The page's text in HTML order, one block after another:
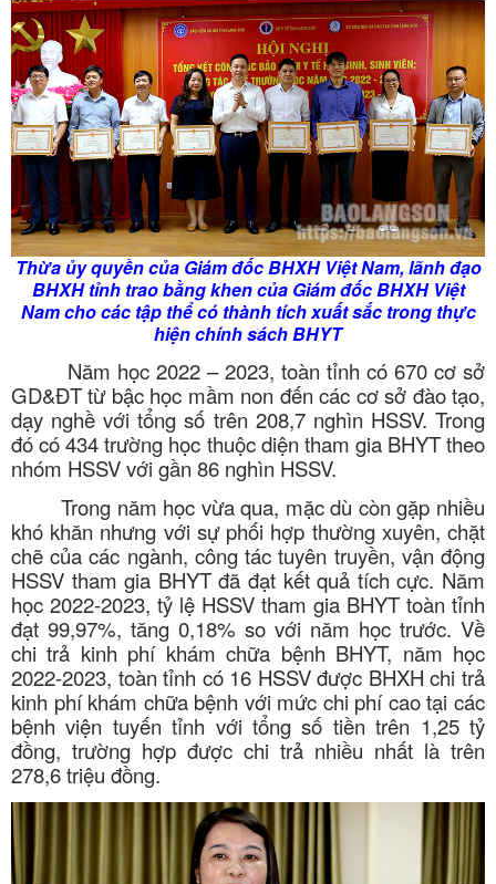
Thừa ủy quyền của Giám đốc BHXH Việt Nam, lãnh đạo
BHXH tỉnh trao bằng khen của Giám đốc BHXH Việt
Nam cho các tập thể có thành tích xuất sắc trong thực
hiện chính sách BHYT
Năm học 2022 – 2023, toàn tỉnh có 670 cơ sở
GD&ĐT từ bậc học mầm non đến các cơ sở đào tạo,
dạy nghề với tổng số trên 208,7 nghìn HSSV. Trong
đó có 434 trường học thuộc diện tham gia BHYT theo
nhóm HSSV với gần 86 nghìn HSSV.
Trong năm học vừa qua, mặc dù còn gặp nhiều
khó khăn nhưng với sự phối hợp thường xuyên, chặt
chẽ của các ngành, công tác tuyên truyền, vận động
HSSV tham gia BHYT đã đạt kết quả tích cực. Năm
học 2022-2023, tỷ lệ HSSV tham gia BHYT toàn tỉnh
đạt 99,97%, tăng 0,18% so với năm học trước. Về
chi trả kinh phí khám chữa bệnh BHYT, năm học
2022-2023, toàn tỉnh có 16 HSSV được BHXH chi trả
kinh phí khám chữa bệnh với mức chi phí cao tại các
bệnh viện tuyến tỉnh với tổng số tiền trên 1,25 tỷ
đồng, trường hợp được chi trả nhiều nhất là trên
278,6 triệu đồng.